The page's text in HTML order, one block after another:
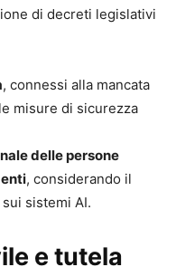
di decreti legislativi
, connessi alla mancata
misure di sicurezza
delle persone
, considerando il
sistemi AI.
e tutela